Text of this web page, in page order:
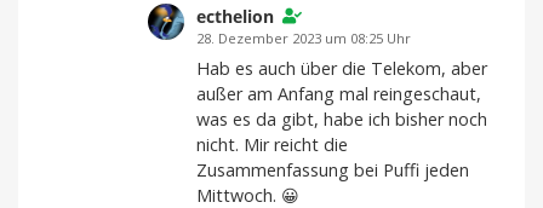
ecthelion
28. Dezember 2023 um 08:25 Uhr
Hab es auch über die Telekom, aber
außer am Anfang mal reingeschaut,
was es da gibt, habe ich bisher noch
nicht. Mir reicht die
Zusammenfassung bei Puffi jeden
Mittwoch. 😀